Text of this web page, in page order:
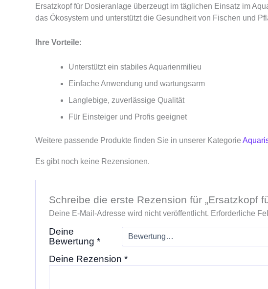
Ersatzkopf für Dosieranlage überzeugt im täglichen Einsatz im
das Ökosystem und unterstützt die Gesundheit von Fischen und
Ihre Vorteile:
Unterstützt ein stabiles Aquarienmilieu
Einfache Anwendung und wartungsarm
Langlebige, zuverlässige Qualität
Für Einsteiger und Profis geeignet
Weitere passende Produkte finden Sie in unserer Kategorie
Es gibt noch keine Rezensionen.
Schreibe die erste Rezension für „Ersatzkopf
Deine E-Mail-Adresse wird nicht veröffentlicht. Erforderliche
Deine
Bewertung *
Deine Rezension *